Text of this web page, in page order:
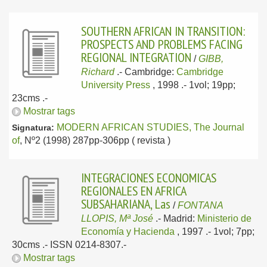
SOUTHERN AFRICAN IN TRANSITION:
PROSPECTS AND PROBLEMS FACING
REGIONAL INTEGRATION /GIBB,
Richard .- Cambridge: Cambridge
University Press , 1998 .- 1vol; 19pp;
23cms .-
Mostrar tags
Signatura: MODERN AFRICAN STUDIES, The Journal
of, Nº2 (1998) 287pp-306pp ( revista )
INTEGRACIONES ECONOMICAS
REGIONALES EN AFRICA
SUBSAHARIANA, Las /FONTANA
LLOPIS, Mª José .- Madrid: Ministerio de
Economía y Hacienda , 1997 .- 1vol; 7pp;
30cms .- ISSN 0214-8307.-
Mostrar tags